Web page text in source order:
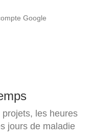
Google
les heures
jours de maladie